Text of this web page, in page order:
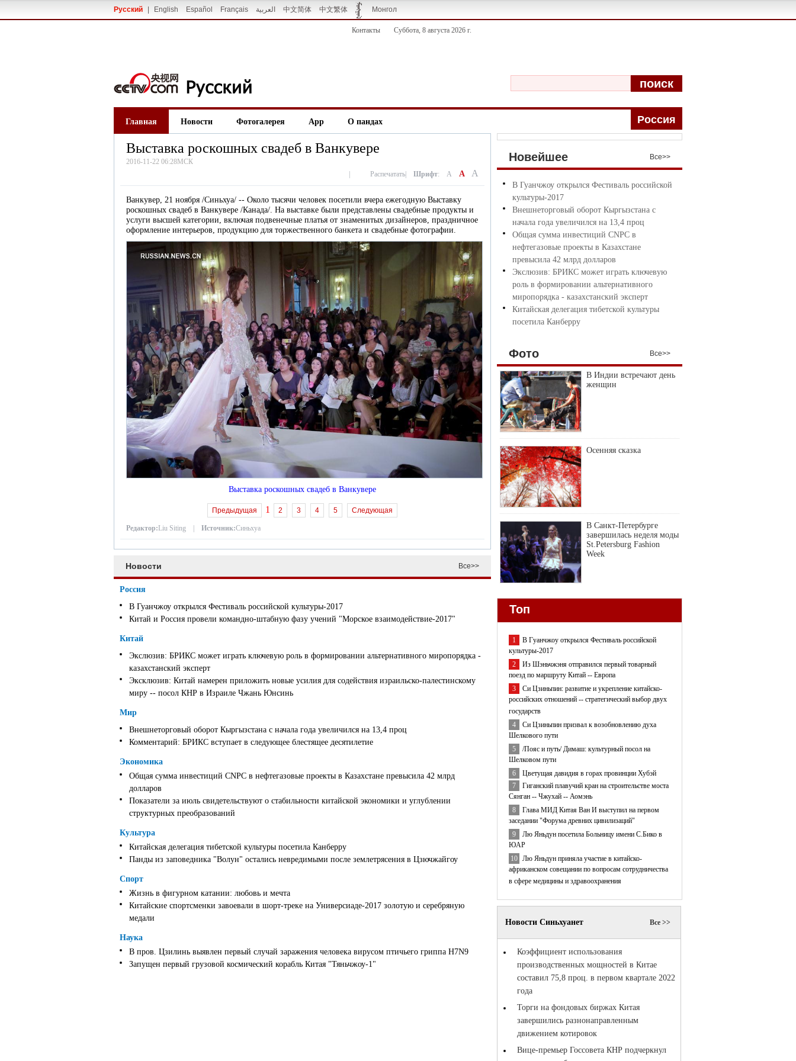
Русский English Español Français العربية 中文简体 中文繁体 Монгол
Контакты Суббота, 8 августа 2026 г.
поиск
Главная Новости Фотогалерея App О пандах Pоccия
Выставка роскошных свадеб в Ванкувере
2016-11-22 06:28МСК
Распечатать Шрифт: A A A
Ванкувер, 21 ноября /Синьхуа/ -- Около тысячи человек посетили вчера ежегодную Выставку
роскошных свадеб в Ванкувере /Канада/. На выставке были представлены свадебные продукты и
услуги высшей категории, включая подвенечные платья от знаменитых дизайнеров, праздничное
оформление интерьеров, продукцию для торжественного банкета и свадебные фотографии.
Выставка роскошных свадеб в Ванкувере
Предыдущая 1 2 3 4 5 Следующая
Редактор:Liu Siting | Источник:Синьхуа
Новости Все>>
Россия
В Гуанчжоу открылся Фестиваль российской культуры-2017
Китай и Россия провели командно-штабную фазу учений "Морское взаимодействие-2017"
Китай
Экслюзив: БРИКС может играть ключевую роль в формировании альтернативного миропорядка -
казахстанский эксперт
Эксклюзив: Китай намерен приложить новые усилия для содействия израильско-палестинскому
миру -- посол КНР в Израиле Чжань Юнсинь
Мир
Внешнеторговый оборот Кыргызстана с начала года увеличился на 13,4 проц
Комментарий: БРИКС вступает в следующее блестящее десятилетие
Экономика
Общая сумма инвестиций CNPC в нефтегазовые проекты в Казахстане превысила 42 млрд
долларов
Показатели за июль свидетельствуют о стабильности китайской экономики и углублении
структурных преобразований
Культура
Китайская делегация тибетской культуры посетила Канберру
Панды из заповедника "Волун" остались невредимыми после землетрясения в Цзючжайгоу
Спорт
Жизнь в фигурном катании: любовь и мечта
Китайские спортсменки завоевали в шорт-треке на Универсиаде-2017 золотую и серебряную
медали
Наука
В пров. Цзилинь выявлен первый случай заражения человека вирусом птичьего гриппа H7N9
Запущен первый грузовой космический корабль Китая "Тяньчжоу-1"
Новейшее Bce>>
В Гуанчжоу открылся Фестиваль российской
культуры-2017
Внешнеторговый оборот Кыргызстана с
начала года увеличился на 13,4 проц
Общая сумма инвестиций CNPC в
нефтегазовые проекты в Казахстане
превысила 42 млрд долларов
Экслюзив: БРИКС может играть ключевую
роль в формировании альтернативного
миропорядка - казахстанский эксперт
Китайская делегация тибетской культуры
посетила Канберру
Фото Все>>
В Индии встречают день
женщин
Осенняя сказка
В Санкт-Петербурге
завершилась неделя моды
St.Petersburg Fashion
Week
Топ
1 В Гуанчжоу открылся Фестиваль российской
культуры-2017
2 Из Шэньчжэня отправился первый товарный
поезд по маршруту Китай -- Европа
3 Си Цзиньпин: развитие и укрепление китайско-
российских отношений -- стратегический выбор двух
государств
4 Си Цзиньпин призвал к возобновлению духа
Шелкового пути
5 /Пояс и путь/ Димаш: культурный посол на
Шелковом пути
6
Цветущая давидия в горах провинции Хубэй
7
Гиганский плавучий кран на строительстве моста
Сянган -- Чжухай -- Аомэнь
8 Глава МИД Китая Ван И выступил на первом
заседании "Форума древних цивилизаций"
9 Лю Яньдун посетила Больницу имени С.Бико в
ЮАР
10 Лю Яньдун приняла участие в китайско-
африканском совещании по вопросам сотрудничества
в сфере медицины и здравоохранения